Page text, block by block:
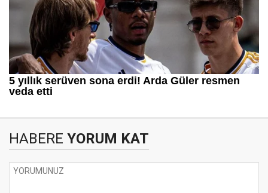
HABERE YORUM KAT